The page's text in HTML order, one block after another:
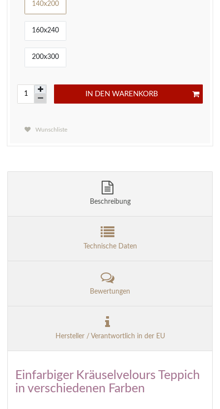
140x200
160x240
200x300
IN DEN WARENKORB
Wunschliste
Beschreibung
Technische Daten
Bewertungen
Hersteller / Verantwortlich in der EU
Einfarbiger Kräuselvelours Teppich
in verschiedenen Farben